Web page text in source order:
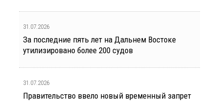
31.07.2026
За последние пять лет на Дальнем Востоке
утилизировано более 200 судов
31.07.2026
Правительство ввело новый временный запрет